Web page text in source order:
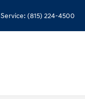
Service: (815) 224-4500